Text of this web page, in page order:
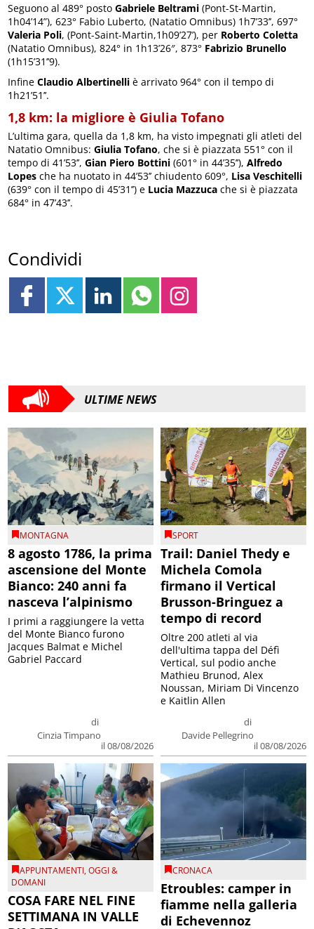
Seguono al 489° postoGabriele Beltrami (Pont-St-Martin,
1h04’14”), 623° Fabio Luberto, (Natatio Omnibus) 1h7’33’’, 697°
Valeria Poli, (Pont-Saint-Martin,1h09’27’), per Roberto Coletta
(Natatio Omnibus), 824° in 1h13’26″, 873° Fabrizio Brunello
(1h15’31’’9).
InfineClaudio Albertinelli è arrivato 964° con il tempo di
1h21’51’’.
1,8 km: la migliore è Giulia Tofano
L’ultima gara, quella da 1,8 km, ha visto impegnati gli atleti del
Natatio Omnibus:Giulia Tofano, che si è piazzata 551° con il
tempo di 41’53’’,Gian Piero Bottini (601° in 44’35’’),Alfredo
Lopes che ha nuotato in 44’53’’ chiudento 609°, Lisa Veschitelli
(639° con il tempo di 45’31’’) e Lucia Mazzuca che si è piazzata
684° in 47’43’’.
Condividi
ULTIME NEWS
MONTAGNA
8 agosto 1786, la prima
ascensione del Monte
Bianco: 240 anni fa
nasceva l’alpinismo
di
Cinzia Timpano
il 08/08/2026
I primi a raggiungere la vetta
del Monte Bianco furono
Jacques Balmat e Michel
Gabriel Paccard
SPORT
Trail: Daniel Thedy e
Michela Comola
firmano il Vertical
Brusson-Bringuez a
tempo di record
di
Davide Pellegrino
il 08/08/2026
Oltre 200 atleti al via
dell'ultima tappa del Défì
Vertical, sul podio anche
Mathieu Brunod, Alex
Noussan, Miriam Di Vincenzo
e Kaitlin Allen
APPUNTAMENTI,OGGI &
DOMANI
COSA FARE NEL FINE
SETTIMANA IN VALLE
CRONACA
Etroubles: camper in
fiamme nella galleria
di Echevennoz